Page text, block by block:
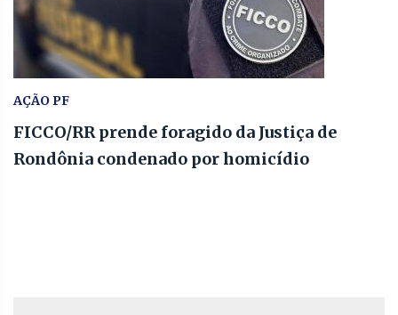
AÇÃO PF
FICCO/RR prende foragido da Justiça de
Rondônia condenado por homicídio